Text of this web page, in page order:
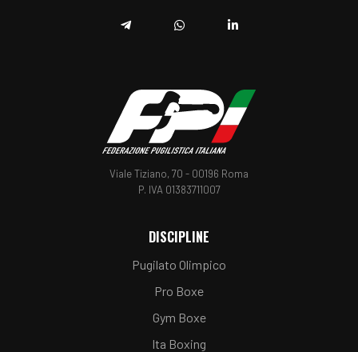
Viale Tiziano, 70 - 00196 Roma
P. IVA 01383711007
DISCIPLINE
Pugilato Olimpico
Pro Boxe
Gym Boxe
Ita Boxing